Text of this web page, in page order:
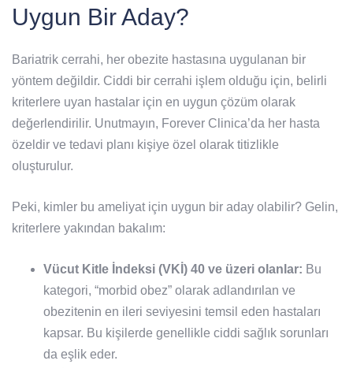
Uygun Bir Aday?
Bariatrik cerrahi, her obezite hastasına uygulanan bir
yöntem değildir. Ciddi bir cerrahi işlem olduğu için, belirli
kriterlere uyan hastalar için en uygun çözüm olarak
değerlendirilir. Unutmayın, Forever Clinica’da her hasta
özeldir ve tedavi planı kişiye özel olarak titizlikle
oluşturulur.
Peki, kimler bu ameliyat için uygun bir aday olabilir? Gelin,
kriterlere yakından bakalım:
Vücut Kitle İndeksi (VKİ) 40 ve üzeri olanlar: Bu
kategori, “morbid obez” olarak adlandırılan ve
obezitenin en ileri seviyesini temsil eden hastaları
kapsar. Bu kişilerde genellikle ciddi sağlık sorunları
da eşlik eder.